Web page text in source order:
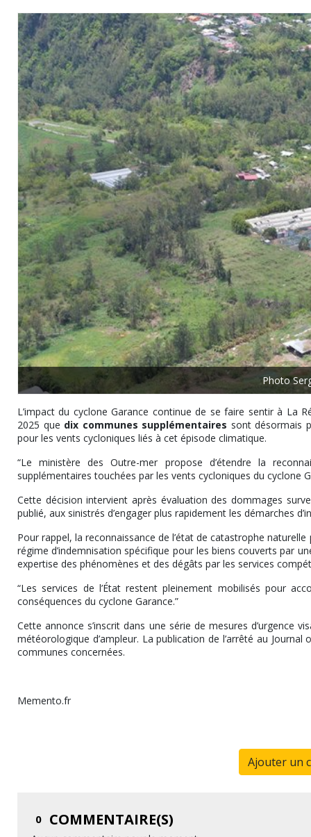
Photo
L’impact du cyclone Garance continue de se faire sentir à La
2025 que dix communes supplémentaires sont désormais
pour les vents cycloniques liés à cet épisode climatique.
“Le ministère des Outre-mer propose d’étendre la
supplémentaires touchées par les vents cycloniques du cyclone
Cette décision intervient après évaluation des dommages
publié, aux sinistrés d’engager plus rapidement les démarches
Pour rappel, la reconnaissance de l’état de catastrophe
régime d’indemnisation spécifique pour les biens couverts par
expertise des phénomènes et des dégâts par les services
“Les services de l’État restent pleinement mobilisés pour
conséquences du cyclone Garance.”
Cette annonce s’inscrit dans une série de mesures d’urgence
météorologique d’ampleur. La publication de l’arrêté au
communes concernées.
Memento.fr
Ajouter un
0 COMMENTAIRE(S)